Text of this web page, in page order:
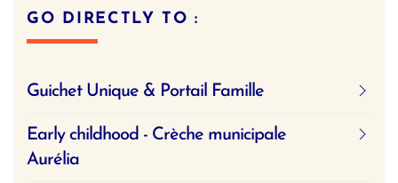
GO DIRECTLY TO :
Guichet Unique & Portail Famille
Early childhood - Crèche municipale
Aurélia